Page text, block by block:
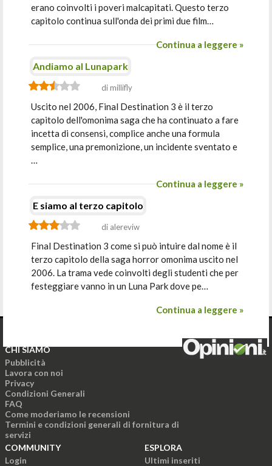
erano coinvolti i poveri malcapitati. Questo terzo
capitolo continua sull'onda dei primi due film…
Continua a leggere »
Andiamo al Lunapark
di millifly
Uscito nel 2006, Final Destination 3 è il terzo
capitolo dell'omonima saga che ha continuato a fare
incetta di consensi, complice anche una formula
semplice, una premonizione, un incidente sventato e
…
Continua a leggere »
E siamo al terzo capitolo
di alereviw
Final Destination 3 come si può intuire dal nome è il
terzo capitolo della saga horror omonima uscito nel
2006. La trama vede coinvolti degli studenti che per
festeggiare vanno in un Luna Park dove pe…
Continua a leggere »
CHI SIAMO
Pubblicità
Lavora con noi
Privacy
Condizioni Generali
FAQ
Come moderiamo le recensioni
Termini e condizioni generali di fornitura di
servizi
COMMUNITY
Login
ESPLORA
Ultimi inseriti